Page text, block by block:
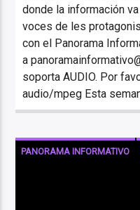
donde la información
voces de les
con el Panorama
a
soporta AUDIO. Por
audio/mpeg Esta
PANORAMA INFORMATIVO